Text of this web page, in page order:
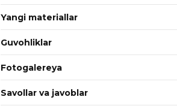
Yangi materiallar
Guvohliklar
Fotogalereya
Savollar va javoblar